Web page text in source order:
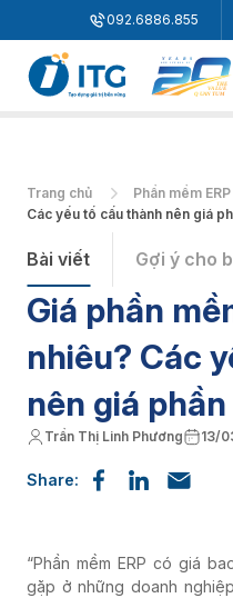
092.6886.855
Trang chủ Phần mềm ERP
Các yếu tố cấu thành nên giá
Bài viết Gợi ý cho
Giá phần
nhiêu? Các
nên giá
Trần Thị Linh Phương 13/
Share:
“Phần mềm ERP có giá
gặp ở những doanh